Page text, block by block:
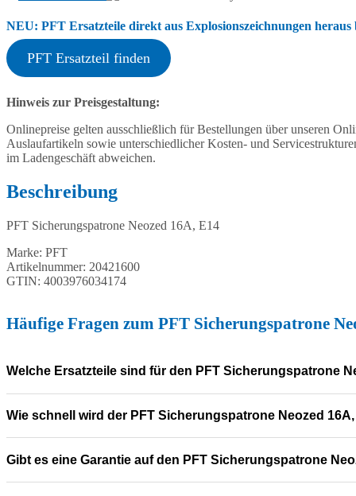
NEU: PFT Ersatzteile direkt aus Explosionszeichnungen heraus
PFT Ersatzteil finden
Hinweis zur Preisgestaltung:
Onlinepreise gelten ausschließlich für Bestellungen über unseren
Auslaufartikeln sowie unterschiedlicher Kosten- und
im Ladengeschäft abweichen.
Beschreibung
PFT Sicherungspatrone Neozed 16A, E14
Marke: PFT
Artikelnummer: 20421600
GTIN: 4003976034174
Häufige Fragen zum PFT Sicherungspatrone